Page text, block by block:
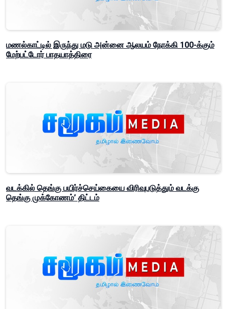
மணல்காட்டில் இருந்து மடு அன்னை ஆலயம் நோக்கி 100-க்கும்
மேற்பட்டோர் பாதயாத்திரை
வடக்கில் தெங்கு பயிர்ச்செய்கையை விரிவுபடுத்தும் வடக்கு
தெங்கு முக்கோணம்’ திட்டம்